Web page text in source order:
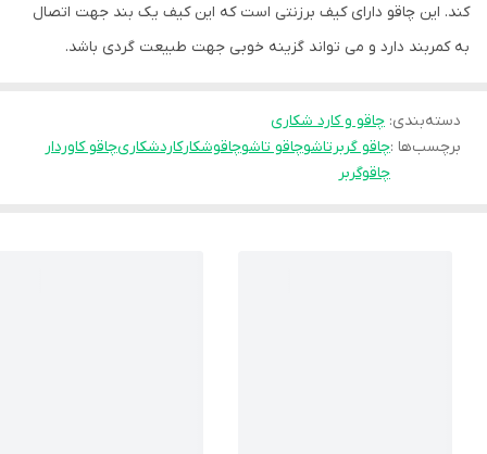
کند. این چاقو دارای کیف برزنتی است که این کیف یک بند جهت اتصال
به کمربند دارد و می تواند گزینه خوبی جهت طبیعت گردی باشد.
دسته‌بندی: چاقو و کارد شکاری
برچسب‌ها :چاقو گربرتاشوچاقو تاشوچاقوشکارکاردشکاریچاقو کاوردار
چاقوگربر